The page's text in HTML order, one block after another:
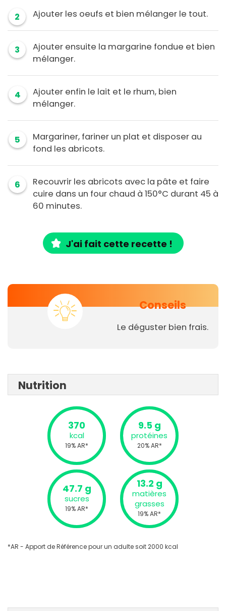
2 Ajouter les oeufs et bien mélanger le tout.
3
Ajouter ensuite la margarine fondue et bien
mélanger.
4
Ajouter enfin le lait et le rhum, bien
mélanger.
5
Margariner, fariner un plat et disposer au
fond les abricots.
6
Recouvrir les abricots avec la pâte et faire
cuire dans un four chaud à 150°C durant 45 à
60 minutes.
J'ai fait cette recette !
Conseils
Le déguster bien frais.
Nutrition
370
kcal
19% AR*
9.5 g
protéines
20% AR*
47.7 g
sucres
19% AR*
13.2 g
matières
grasses
19% AR*
*AR - Apport de Référence pour un adulte soit 2000 kcal